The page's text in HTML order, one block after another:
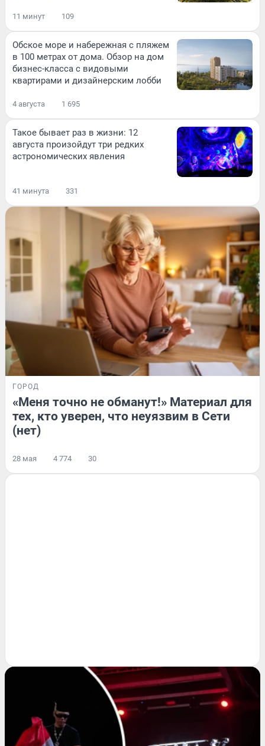
11 минут 109
Обское море и набережная с пляжем
в 100 метрах от дома. Обзор на дом
бизнес-класса с видовыми
квартирами и дизайнерским лобби
4 августа 1 695
Такое бывает раз в жизни: 12
августа произойдут три редких
астрономических явления
41 минута 331
ГОРОД
«Меня точно не обманут!» Материал для
тех, кто уверен, что неуязвим в Сети
(нет)
28 мая 4 774 30